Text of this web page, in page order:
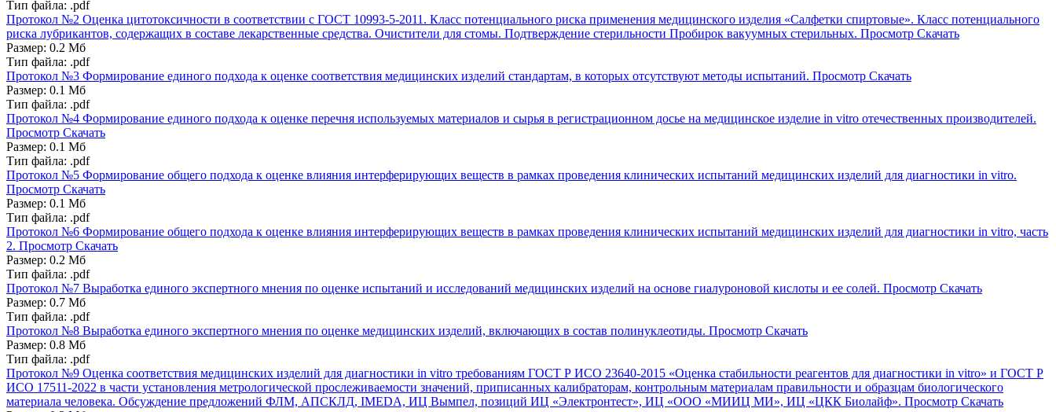
Тип файла: .pdf
Протокол №2 Оценка цитотоксичности в соответствии с ГОСТ 10993-5-2011. Класс потенциального риска применения медицинского изделия «Салфетки спиртовые». Класс потенциального
риска лубрикантов, содержащих в составе лекарственные средства. Очистители для стомы. Подтверждение стерильности Пробирок вакуумных стерильных. Просмотр Скачать
Размер: 0.2 Мб
Тип файла: .pdf
Протокол №3 Формирование единого подхода к оценке соответствия медицинских изделий стандартам, в которых отсутствуют методы испытаний. Просмотр Скачать
Размер: 0.1 Мб
Тип файла: .pdf
Протокол №4 Формирование единого подхода к оценке перечня используемых материалов и сырья в регистрационном досье на медицинское изделие in vitro отечественных производителей.
Просмотр Скачать
Размер: 0.1 Мб
Тип файла: .pdf
Протокол №5 Формирование общего подхода к оценке влияния интерферирующих веществ в рамках проведения клинических испытаний медицинских изделий для диагностики in vitro.
Просмотр Скачать
Размер: 0.1 Мб
Тип файла: .pdf
Протокол №6 Формирование общего подхода к оценке влияния интерферирующих веществ в рамках проведения клинических испытаний медицинских изделий для диагностики in vitro, часть
2. Просмотр Скачать
Размер: 0.2 Мб
Тип файла: .pdf
Протокол №7 Выработка единого экспертного мнения по оценке испытаний и исследований медицинских изделий на основе гиалуроновой кислоты и ее солей. Просмотр Скачать
Размер: 0.7 Мб
Тип файла: .pdf
Протокол №8 Выработка единого экспертного мнения по оценке медицинских изделий, включающих в состав полинуклеотиды. Просмотр Скачать
Размер: 0.8 Мб
Тип файла: .pdf
Протокол №9 Оценка соответствия медицинских изделий для диагностики in vitro требованиям ГОСТ Р ИСО 23640-2015 «Оценка стабильности реагентов для диагностики in vitro» и ГОСТ Р
ИСО 17511-2022 в части установления метрологической прослеживаемости значений, приписанных калибраторам, контрольным материалам правильности и образцам биологического
материала человека. Обсуждение предложений ФЛМ, АПСКЛД, IMEDA, ИЦ Вымпел, позиций ИЦ «Электронтест», ИЦ «ООО «МИИЦ МИ», ИЦ «ЦКК Биолайф». Просмотр Скачать